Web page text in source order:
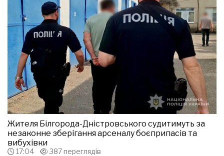
Жителя Білгорода-Дністровського судитимуть за
незаконне зберігання арсеналу боєприпасів та
вибухівки
17:04 387 переглядів